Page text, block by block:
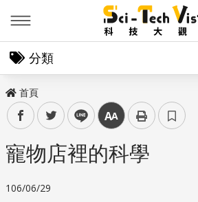
分類
首頁
facebooktwitter line 中
寵物店裡的科學
106/06/29